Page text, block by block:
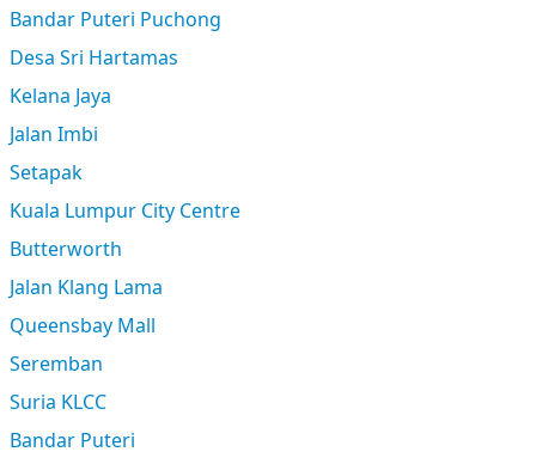
Bandar Puteri Puchong
Desa Sri Hartamas
Kelana Jaya
Jalan Imbi
Setapak
Kuala Lumpur City Centre
Butterworth
Jalan Klang Lama
Queensbay Mall
Seremban
Suria KLCC
Bandar Puteri